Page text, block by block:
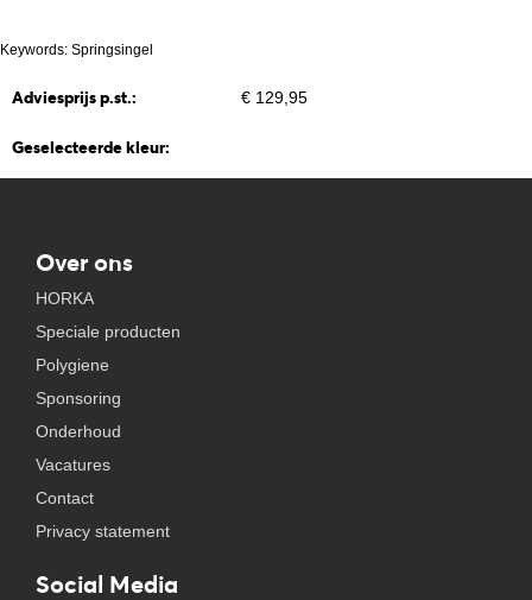
Keywords: Springsingel
Adviesprijs p.st.: € 129,95
Geselecteerde kleur:
Over ons
HORKA
Speciale producten
Polygiene
Sponsoring
Onderhoud
Vacatures
Contact
Privacy statement
Social Media